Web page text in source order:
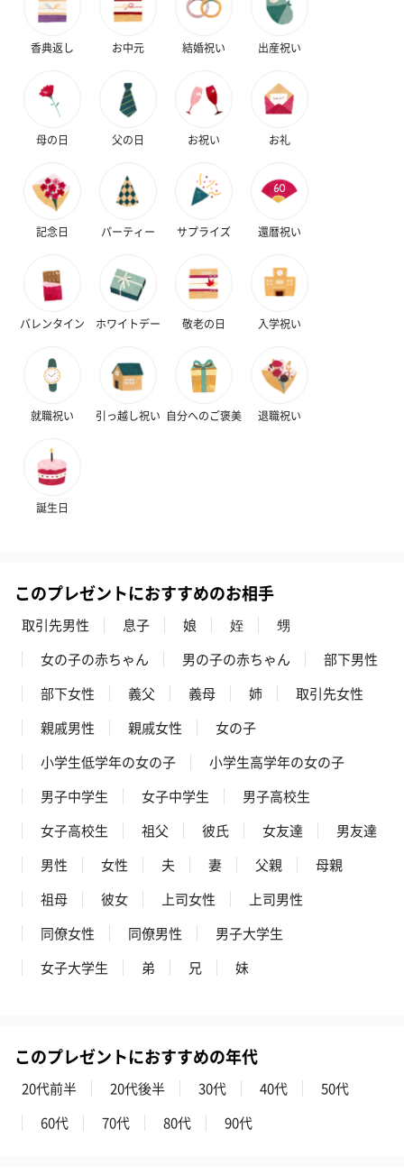
（2,310円）
（1,650円）
結婚祝いちょい足しギフト
結婚祝いギフトへの＋αにおすすめです。新生活を彩るギフトオプ
ションをご用意いたしました。
ドレス（いちご味)
（1,122円）
※9-15時にご注文いただく場合、最短のお届け可能日が通常より
も1日遅くなります。
わり）（1,880円）
ーン）（1,650円）
ドライフラワー・プリザーブドフラワー
自然のお花で作ったドライフラワー・プリザーブドフラワーを同
一部花材が写真と異なる場合がございます。予めご了承くださ
い。パッケージに入れてお届けします。
プリザーブドフラワー
プリザーブドフラワー
香典返し お中元 結婚祝い 出産祝い
母の日 父の日 お祝い お礼
記念日 パーティー サプライズ 還暦祝い
バレンタイン ホワイトデー 敬老の日 入学祝い
就職祝い 引っ越し祝い 自分へのご褒美 退職祝い
誕生日
このプレゼントにおすすめのお相手
取引先男性 息子 娘 姪
甥
女の子の赤ちゃん
男の子の赤ちゃん
部下男性
部下女性
義父 義母 姉
取引先女性
親戚男性
親戚女性
女の子
小学生低学年の女の子
小学生高学年の女の子
男子中学生
女子中学生
男子高校生
女子高校生
祖父 彼氏 女友達
男友達
男性
女性 夫 妻 父親
母親
祖母
彼女 上司女性
上司男性
同僚女性
同僚男性
男子大学生
女子大学生
弟 兄 妹
このプレゼントにおすすめの年代
20代前半 20代後半 30代 40代
50代
60代
70代 80代 90代